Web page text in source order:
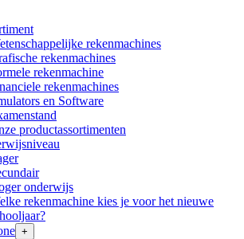
rekenmachines
rekenmachines
rekenmachine
rekenmachines
en Software
productassortimenten
onderwijs
rekenmachine kies je voor het nieuwe
+